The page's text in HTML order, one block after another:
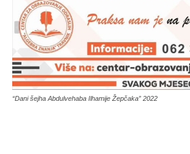
“Dani šejha Abdulvehaba Ilhamije Žepčaka” 2022